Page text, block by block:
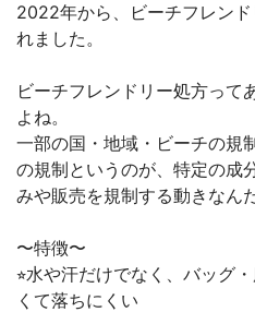
2022年から、ビーチフレン
れました。
ビーチフレンドリー処方って
よね。
一部の国・地域・ビーチの規
の規制というのが、特定の成
みや販売を規制する動きなん
〜特徴〜
⭐︎水や汗だけでなく、バッグ
くて落ちにくい